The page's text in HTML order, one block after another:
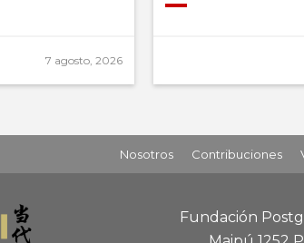
7 agosto, 2026
Nosotros Contribuciones
Fundación